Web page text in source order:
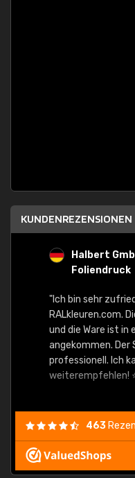
KUNDENREZENSIONEN
Halbert
Foliendruck
"Ich bin sehr
RALkleuren.com.
und die Ware ist
angekommen. Der
professionell. Ich
weiterempfehlen!
463